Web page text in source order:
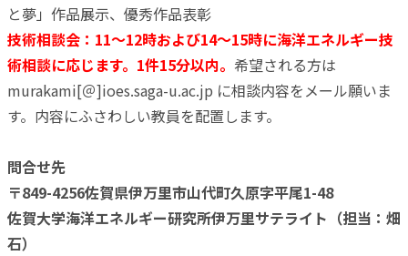
と夢」作品展示、優秀作品表彰
技術相談会：11～12時および14～15時に海洋エネルギー技
術相談に応じます。1件15分以内。 希望される方は
murakami[＠]ioes.saga-u.ac.jp に相談内容をメール願いま
す。内容にふさわしい教員を配置します。
問合せ先
〒849-4256佐賀県伊万里市山代町久原字平尾1-48
佐賀大学海洋エネルギー研究所伊万里サテライト（担当：畑
石）